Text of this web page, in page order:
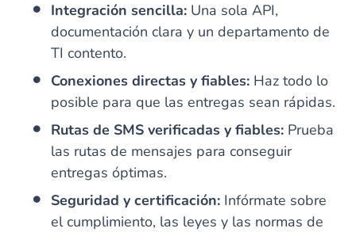
Integración sencilla: Una sola API,
documentación clara y un departamento de
TI contento.
Conexiones directas y fiables: Haz todo lo
posible para que las entregas sean rápidas.
Rutas de SMS verificadas y fiables: Prueba
las rutas de mensajes para conseguir
entregas óptimas.
Seguridad y certificación: Infórmate sobre
el cumplimiento, las leyes y las normas de